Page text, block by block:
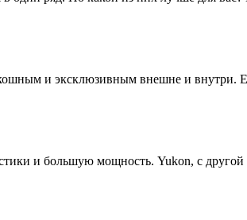
и эксклюзивным внешне и внутри.
и большую мощность. Yukon, с